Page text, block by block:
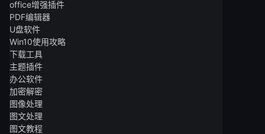
office增强插件
PDF编辑器
U盘软件
Win10使用攻略
下载工具
主题插件
办公软件
加密解密
图像处理
图文处理
图文教程